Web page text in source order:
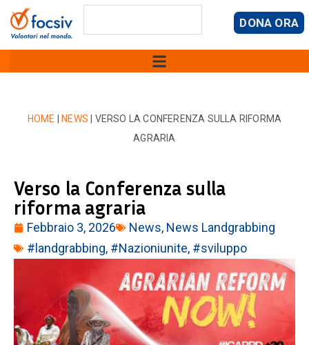
DONA ORA
HOME NEWS
VERSO LA CONFERENZA SULLA RIFORMA
AGRARIA
Verso la Conferenza sulla
riforma agraria
Febbraio 3, 2026 News, News Landgrabbing
#landgrabbing, #Nazioniunite, #sviluppo